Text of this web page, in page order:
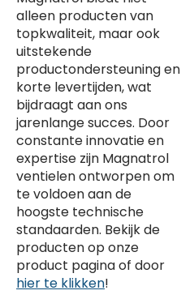
alleen producten van
topkwaliteit, maar ook
uitstekende
productondersteuning en
korte levertijden, wat
bijdraagt aan ons
jarenlange succes. Door
constante innovatie en
expertise zijn Magnatrol
ventielen ontworpen om
te voldoen aan de
hoogste technische
standaarden. Bekijk de
producten op onze
product pagina of door
hier te klikken!